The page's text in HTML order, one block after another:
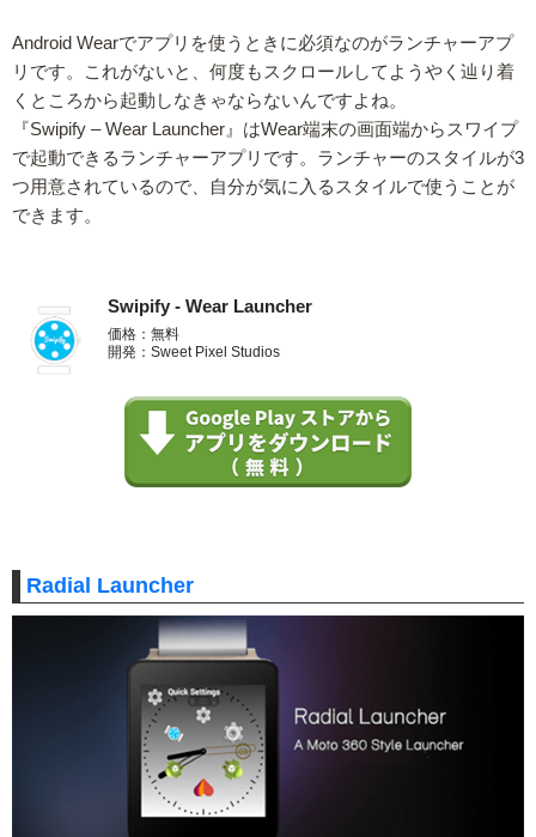
Android Wearでアプリを使うときに必須なのがランチャーアプ
リです。これがないと、何度もスクロールしてようやく辿り着
くところから起動しなきゃならないんですよね。
『Swipify – Wear Launcher』はWear端末の画面端からスワイプ
で起動できるランチャーアプリです。ランチャーのスタイルが3
つ用意されているので、自分が気に入るスタイルで使うことが
できます。
Swipify - Wear Launcher
価格：無料
開発：Sweet Pixel Studios
Radial Launcher